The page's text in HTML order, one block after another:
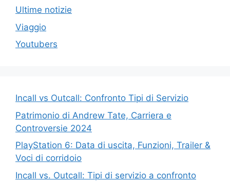
Ultime notizie
Viaggio
Youtubers
Incall vs Outcall: Confronto Tipi di Servizio
Patrimonio di Andrew Tate, Carriera e
Controversie 2024
PlayStation 6: Data di uscita, Funzioni, Trailer &
Voci di corridoio
Incall vs. Outcall: Tipi di servizio a confronto